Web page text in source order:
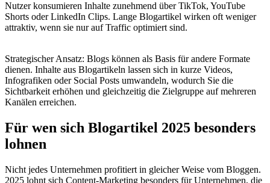
Nutzer konsumieren Inhalte zunehmend über TikTok, YouTube
Shorts oder LinkedIn Clips. Lange Blogartikel wirken oft weniger
attraktiv, wenn sie nur auf Traffic optimiert sind.
Strategischer Ansatz: Blogs können als Basis für andere Formate
dienen. Inhalte aus Blogartikeln lassen sich in kurze Videos,
Infografiken oder Social Posts umwandeln, wodurch Sie die
Sichtbarkeit erhöhen und gleichzeitig die Zielgruppe auf mehreren
Kanälen erreichen.
Für wen sich Blogartikel 2025 besonders
lohnen
Nicht jedes Unternehmen profitiert in gleicher Weise vom Bloggen.
2025 lohnt sich Content-Marketing besonders für Unternehmen, die